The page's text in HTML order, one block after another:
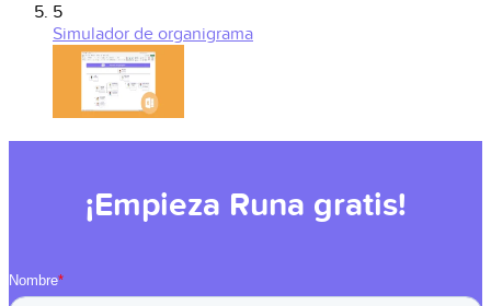
5
Simulador de organigrama
¡Empieza Runa gratis!